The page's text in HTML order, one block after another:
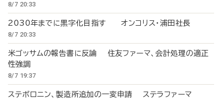
8/7 20:33
2030年までに黒字化目指す オンコリス・浦田社長
8/7 20:33
米ゴッサムの報告書に反論 住友ファーマ、会計処理の適正
性強調
8/7 19:37
ステボロニン、製造所追加の一変申請 ステラファーマ